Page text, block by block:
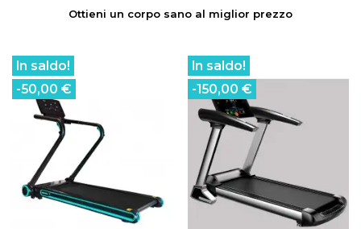
Ottieni un corpo sano al miglior prezzo
In saldo!
-50,00 €
In saldo!
-150,00 €